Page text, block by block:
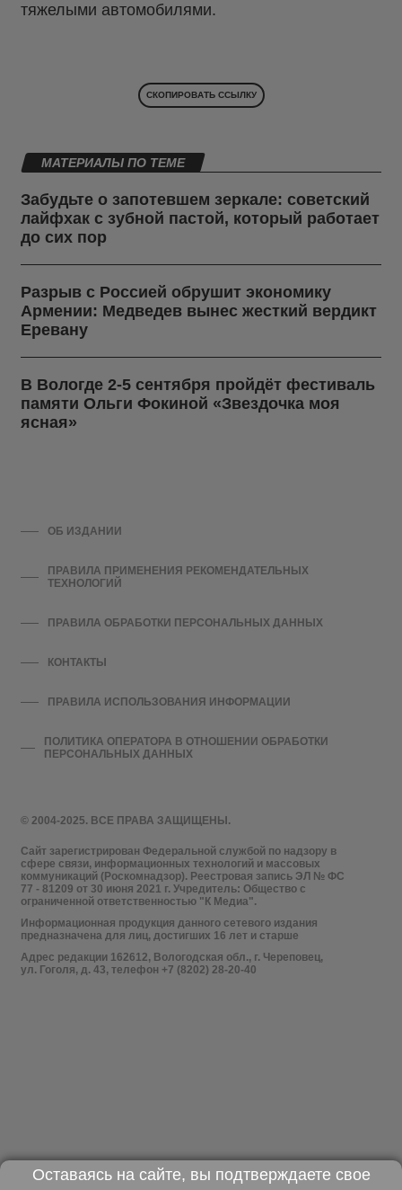
тяжелыми автомобилями.
СКОПИРОВАТЬ ССЫЛКУ
МАТЕРИАЛЫ ПО ТЕМЕ
Забудьте о запотевшем зеркале: советский
лайфхак с зубной пастой, который работает
до сих пор
Разрыв с Россией обрушит экономику
Армении: Медведев вынес жесткий вердикт
Еревану
В Вологде 2-5 сентября пройдёт фестиваль
памяти Ольги Фокиной «Звездочка моя
ясная»
© 2004-2025. ВСЕ ПРАВА ЗАЩИЩЕНЫ.
Сайт зарегистрирован Федеральной службой по надзору в
сфере связи, информационных технологий и массовых
коммуникаций (Роскомнадзор). Реестровая запись ЭЛ № ФС
77 - 81209 от 30 июня 2021 г. Учредитель: Общество с
ограниченной ответственностью "К Медиа".
Информационная продукция данного сетевого издания
предназначена для лиц, достигших 16 лет и старше
Адрес редакции 162612, Вологодская обл., г. Череповец,
ул. Гоголя, д. 43, телефон +7 (8202) 28-20-40
ОБ ИЗДАНИИ
ПРАВИЛА ПРИМЕНЕНИЯ РЕКОМЕНДАТЕЛЬНЫХ
ТЕХНОЛОГИЙ
ПРАВИЛА ОБРАБОТКИ ПЕРСОНАЛЬНЫХ ДАННЫХ
КОНТАКТЫ
ПРАВИЛА ИСПОЛЬЗОВАНИЯ ИНФОРМАЦИИ
ПОЛИТИКА ОПЕРАТОРА В ОТНОШЕНИИ ОБРАБОТКИ
ПЕРСОНАЛЬНЫХ ДАННЫХ
Оставаясь на сайте, вы подтверждаете свое